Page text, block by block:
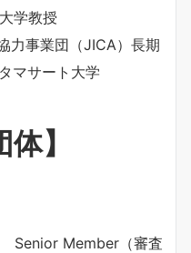
教授
事業団（JICA）長期
マサート大学
】
Senior Member（審査